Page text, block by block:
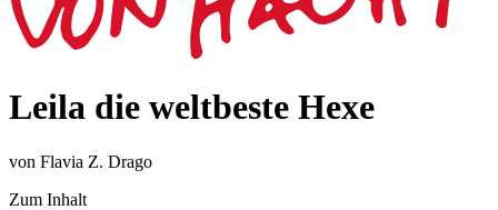
Leila die weltbeste Hexe
von Flavia Z. Drago
Zum Inhalt